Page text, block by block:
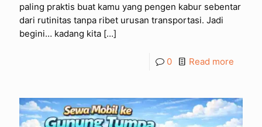
paling praktis buat kamu yang pengen kabur sebentar
dari rutinitas tanpa ribet urusan transportasi. Jadi
begini… kadang kita […]
0 Read more